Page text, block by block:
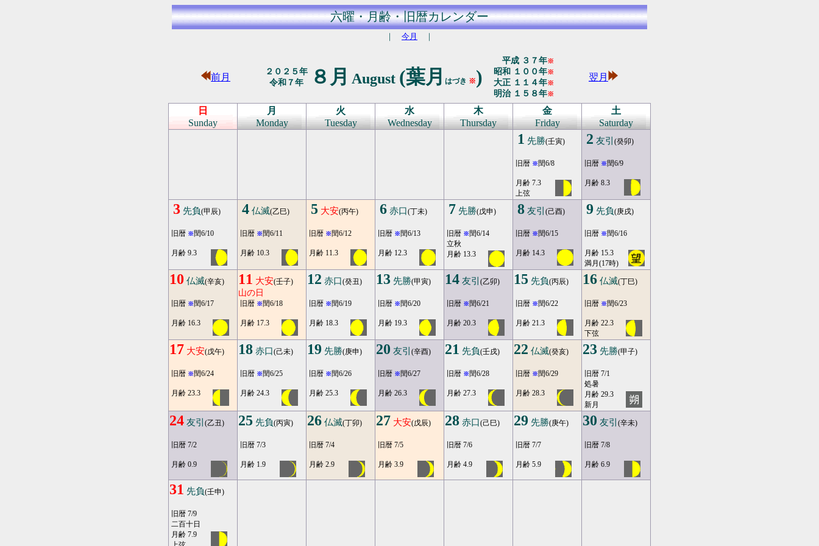
六曜・月齢・旧暦カレンダー
｜ 今月 ｜
前月
２０２５年
令和７年
８月 August (葉月 はづき ※)
平成 ３７年※
昭和 １００年※
大正 １１４年※
明治 １５８年※
翌月
日
Sunday
月
Monday
火
Tuesday
水
Wednesday
木
Thursday
金
Friday
土
Saturday
1 先勝(壬寅)
旧暦 ※閏6/8
月齢 7.3
上弦
2 友引 (癸卯)
旧暦 ※閏6/9
月齢 8.3
3 先負(甲辰)
旧暦 ※閏6/10
月齢 9.3
4 仏滅(乙巳)
旧暦 ※閏6/11
月齢 10.3
5 大安(丙午)
旧暦 ※閏6/12
月齢 11.3
6 赤口(丁未)
旧暦 ※閏6/13
月齢 12.3
7 先勝(戊申)
旧暦 ※閏6/14
立秋
月齢 13.3
8 友引 (己酉)
旧暦 ※閏6/15
月齢 14.3
9 先負(庚戌)
旧暦 ※閏6/16
月齢 15.3
満月(17時)
10 仏滅(辛亥)
旧暦 ※閏6/17
月齢 16.3
11 大安(壬子)
山の日
旧暦 ※閏6/18
月齢 17.3
12 赤口(癸丑)
旧暦 ※閏6/19
月齢 18.3
13 先勝(甲寅)
旧暦 ※閏6/20
月齢 19.3
14 友引 (乙卯)
旧暦 ※閏6/21
月齢 20.3
15 先負(丙辰)
旧暦 ※閏6/22
月齢 21.3
16 仏滅(丁巳)
旧暦 ※閏6/23
月齢 22.3
下弦
17 大安(戊午)
旧暦 ※閏6/24
月齢 23.3
18 赤口(己未)
旧暦 ※閏6/25
月齢 24.3
19 先勝(庚申)
旧暦 ※閏6/26
月齢 25.3
20 友引 (辛酉)
旧暦 ※閏6/27
月齢 26.3
21 先負(壬戌)
旧暦 ※閏6/28
月齢 27.3
22 仏滅(癸亥)
旧暦 ※閏6/29
月齢 28.3
23 先勝(甲子)
旧暦 7/1
処暑
月齢 29.3
新月
24 友引 (乙丑)
旧暦 7/2
月齢 0.9
25 先負(丙寅)
旧暦 7/3
月齢 1.9
26 仏滅(丁卯)
旧暦 7/4
月齢 2.9
27 大安(戊辰)
旧暦 7/5
月齢 3.9
28 赤口(己巳)
旧暦 7/6
月齢 4.9
29 先勝(庚午)
旧暦 7/7
月齢 5.9
30 友引 (辛未)
旧暦 7/8
月齢 6.9
31 先負(壬申)
旧暦 7/9
二百十日
月齢 7.9